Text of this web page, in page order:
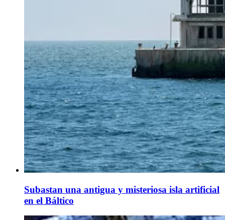
Subastan una antigua y misteriosa isla artificial
en el Báltico